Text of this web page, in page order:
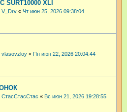
SURT10000 XLI
V_Drv « Чт июн 25, 2026 09:38:04
vlasovzloy « Пн июн 22, 2026 20:04:44
СтасСтасСтас « Вс июн 21, 2026 19:28:55